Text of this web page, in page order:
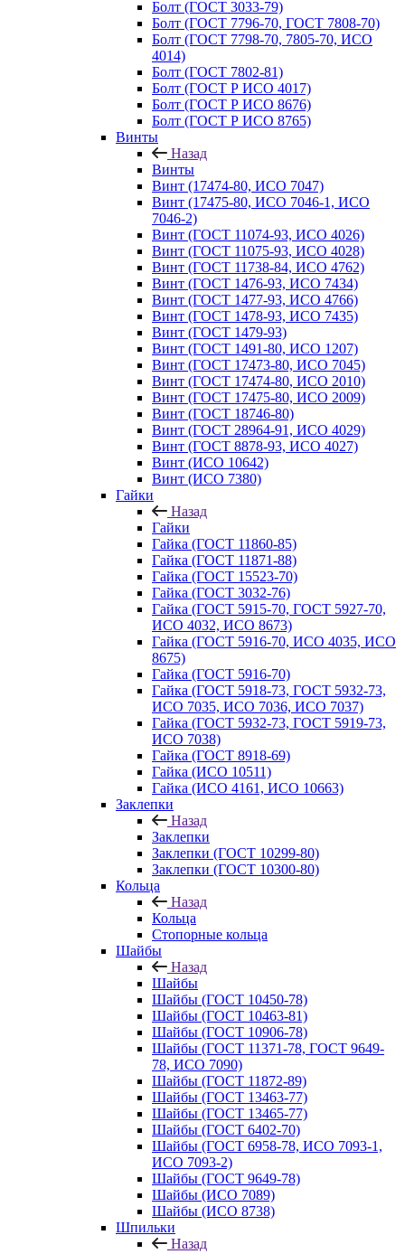
Болт (ГОСТ 3033-79)
Болт (ГОСТ 7796-70, ГОСТ 7808-70)
Болт (ГОСТ 7798-70, 7805-70, ИСО
4014)
Болт (ГОСТ 7802-81)
Болт (ГОСТ Р ИСО 4017)
Болт (ГОСТ Р ИСО 8676)
Болт (ГОСТ Р ИСО 8765)
Винты
Назад
Винты
Винт (17474-80, ИСО 7047)
Винт (17475-80, ИСО 7046-1, ИСО
7046-2)
Винт (ГОСТ 11074-93, ИСО 4026)
Винт (ГОСТ 11075-93, ИСО 4028)
Винт (ГОСТ 11738-84, ИСО 4762)
Винт (ГОСТ 1476-93, ИСО 7434)
Винт (ГОСТ 1477-93, ИСО 4766)
Винт (ГОСТ 1478-93, ИСО 7435)
Винт (ГОСТ 1479-93)
Винт (ГОСТ 1491-80, ИСО 1207)
Винт (ГОСТ 17473-80, ИСО 7045)
Винт (ГОСТ 17474-80, ИСО 2010)
Винт (ГОСТ 17475-80, ИСО 2009)
Винт (ГОСТ 18746-80)
Винт (ГОСТ 28964-91, ИСО 4029)
Винт (ГОСТ 8878-93, ИСО 4027)
Винт (ИСО 10642)
Винт (ИСО 7380)
Гайки
Назад
Гайки
Гайка (ГОСТ 11860-85)
Гайка (ГОСТ 11871-88)
Гайка (ГОСТ 15523-70)
Гайка (ГОСТ 3032-76)
Гайка (ГОСТ 5915-70, ГОСТ 5927-70,
ИСО 4032, ИСО 8673)
Гайка (ГОСТ 5916-70, ИСО 4035, ИСО
8675)
Гайка (ГОСТ 5916-70)
Гайка (ГОСТ 5918-73, ГОСТ 5932-73,
ИСО 7035, ИСО 7036, ИСО 7037)
Гайка (ГОСТ 5932-73, ГОСТ 5919-73,
ИСО 7038)
Гайка (ГОСТ 8918-69)
Гайка (ИСО 10511)
Гайка (ИСО 4161, ИСО 10663)
Заклепки
Назад
Заклепки
Заклепки (ГОСТ 10299-80)
Заклепки (ГОСТ 10300-80)
Кольца
Назад
Кольца
Стопорные кольца
Шайбы
Назад
Шайбы
Шайбы (ГОСТ 10450-78)
Шайбы (ГОСТ 10463-81)
Шайбы (ГОСТ 10906-78)
Шайбы (ГОСТ 11371-78, ГОСТ 9649-
78, ИСО 7090)
Шайбы (ГОСТ 11872-89)
Шайбы (ГОСТ 13463-77)
Шайбы (ГОСТ 13465-77)
Шайбы (ГОСТ 6402-70)
Шайбы (ГОСТ 6958-78, ИСО 7093-1,
ИСО 7093-2)
Шайбы (ГОСТ 9649-78)
Шайбы (ИСО 7089)
Шайбы (ИСО 8738)
Шпильки
Назад